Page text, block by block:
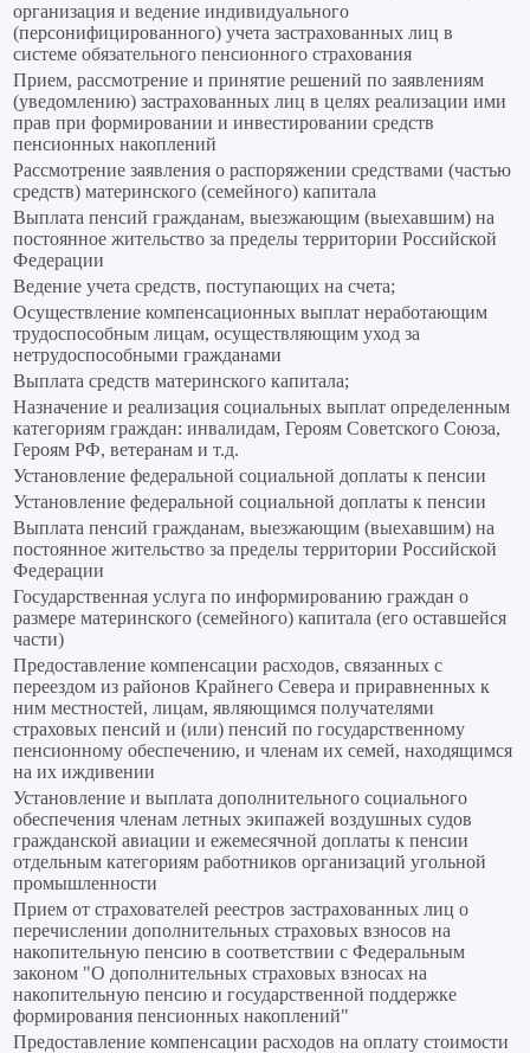
организация и ведение индивидуального
(персонифицированного) учета застрахованных лиц в
системе обязательного пенсионного страхования
Прием, рассмотрение и принятие решений по заявлениям
(уведомлению) застрахованных лиц в целях реализации ими
прав при формировании и инвестировании средств
пенсионных накоплений
Рассмотрение заявления о распоряжении средствами (частью
средств) материнского (семейного) капитала
Выплата пенсий гражданам, выезжающим (выехавшим) на
постоянное жительство за пределы территории Российской
Федерации
Ведение учета средств, поступающих на счета;
Осуществление компенсационных выплат неработающим
трудоспособным лицам, осуществляющим уход за
нетрудоспособными гражданами
Выплата средств материнского капитала;
Назначение и реализация социальных выплат определенным
категориям граждан: инвалидам, Героям Советского Союза,
Героям РФ, ветеранам и т.д.
Установление федеральной социальной доплаты к пенсии
Установление федеральной социальной доплаты к пенсии
Выплата пенсий гражданам, выезжающим (выехавшим) на
постоянное жительство за пределы территории Российской
Федерации
Государственная услуга по информированию граждан о
размере материнского (семейного) капитала (его оставшейся
части)
Предоставление компенсации расходов, связанных с
переездом из районов Крайнего Севера и приравненных к
ним местностей, лицам, являющимся получателями
страховых пенсий и (или) пенсий по государственному
пенсионному обеспечению, и членам их семей, находящимся
на их иждивении
Установление и выплата дополнительного социального
обеспечения членам летных экипажей воздушных судов
гражданской авиации и ежемесячной доплаты к пенсии
отдельным категориям работников организаций угольной
промышленности
Прием от страхователей реестров застрахованных лиц о
перечислении дополнительных страховых взносов на
накопительную пенсию в соответствии с Федеральным
законом "О дополнительных страховых взносах на
накопительную пенсию и государственной поддержке
формирования пенсионных накоплений"
Предоставление компенсации расходов на оплату стоимости